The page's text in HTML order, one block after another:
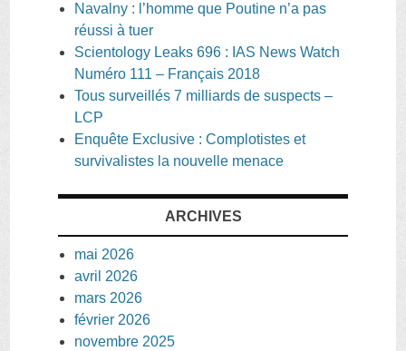
Navalny : l’homme que Poutine n’a pas
réussi à tuer
Scientology Leaks 696 : IAS News Watch
Numéro 111 – Français 2018
Tous surveillés 7 milliards de suspects –
LCP
Enquête Exclusive : Complotistes et
survivalistes la nouvelle menace
ARCHIVES
mai 2026
avril 2026
mars 2026
février 2026
novembre 2025